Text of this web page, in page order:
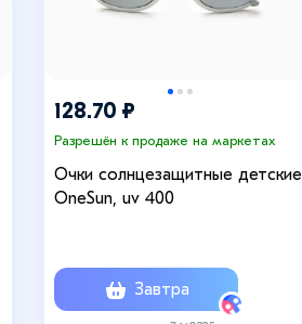
128.70 ₽
Разрешён к продаже на маркетах
Очки солнцезащитные детские
OneSun, uv 400
Завтра